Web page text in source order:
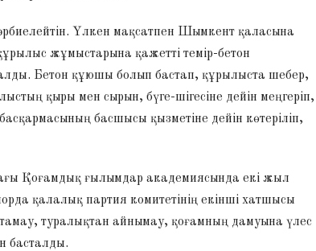
Үлкен мақсатпен Шымкент қаласына
жұмыстарына қажетті темір-бетон
Бетон құюшы болып бастап, құрылыста шебер,
қыры мен сырын, бүге-шігесіне дейін меңгеріп,
басшысы қызметіне дейін көтеріліп,
Қоғамдық ғылымдар академиясында екі жыл
қалалық партия комитетінің екінші хатшысы
туралықтан айнымау, қоғамның дамуына үлес
басталды.